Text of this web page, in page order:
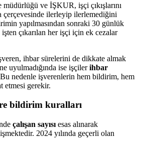
ve İŞKUR, işçi çıkışlarını
çerçevesinde ilerleyip ilerlemediğini
yapılmasından sonraki 30 günlük
çıkarılan her işçi için ek cezalar
ihbar sürelerini de dikkate almak
uyulmadığında ise işçilerihbar
Bu nedenle işverenlerin hem bildirim, hem
etmesi gerekir.
bildirim kuralları
çalışan sayısı esas alınarak
2024 yılında geçerli olan